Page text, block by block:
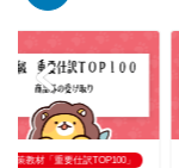
対策教材「重要仕訳TOP100」